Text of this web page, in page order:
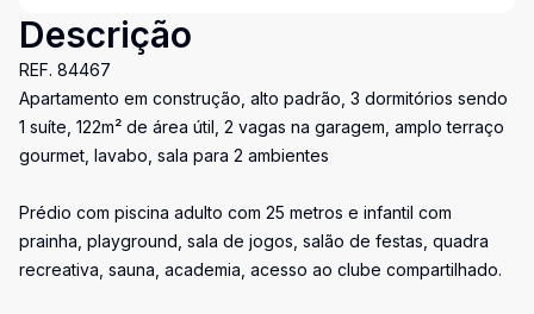
Descrição
REF. 84467
Apartamento em construção, alto padrão, 3 dormitórios sendo
1 suíte, 122m² de área útil, 2 vagas na garagem, amplo terraço
gourmet, lavabo, sala para 2 ambientes
Prédio com piscina adulto com 25 metros e infantil com
prainha, playground, sala de jogos, salão de festas, quadra
recreativa, sauna, academia, acesso ao clube compartilhado.